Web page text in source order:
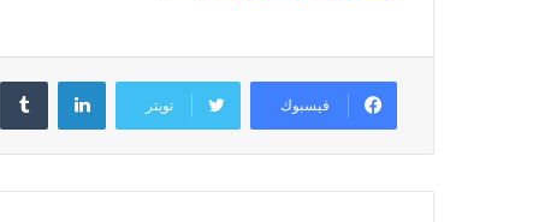
c
e
b
o
o
itt
er
at
s
A
p
p
ai
l
ai
l
فيسبوك تويتر
لينكدإن